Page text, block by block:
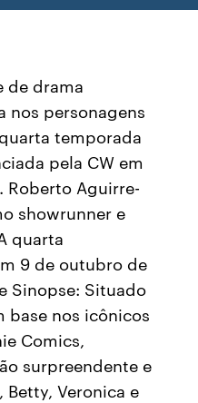
de drama
nos personagens
temporada
pela CW em
Roberto Aguirre-
showrunner e
quarta
9 de outubro de
Sinopse: Situado
base nos icônicos
Comics,
surpreendente e
Betty, Veronica e